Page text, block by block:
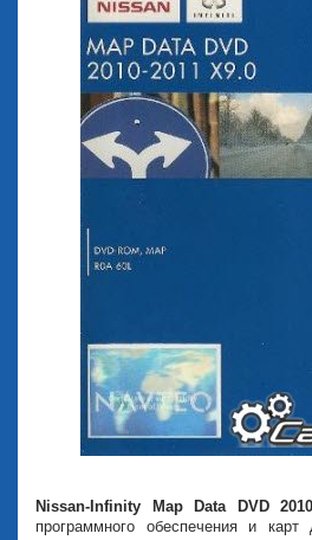
Nissan-Infinity Map Data DVD
программного обеспечения и